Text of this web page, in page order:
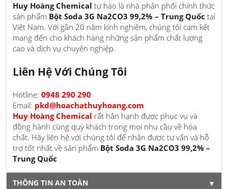
Huy Hoàng Chemical tự hào là nhà phân phối chính thức
sản phẩm Bột Soda 3G Na2CO3 99,2% – Trung Quốc tại
Việt Nam. Với gần 20 năm kinh nghiệm, chúng tôi cam kết
mang đến cho khách hàng những sản phẩm chất lượng
cao và dịch vụ chuyên nghiệp.
Liên Hệ Với Chúng Tôi
Hotline: 0948 290 290
Email: pkd@hoachathuyhoang.com
Huy Hoàng Chemical rất hân hạnh được phục vụ và
đồng hành cùng quý khách trong mọi nhu cầu về hóa
chất. Hãy liên hệ với chúng tôi để nhận được tư vấn và hỗ
trợ tốt nhất về sản phẩm Bột Soda 3G Na2CO3 99,2% –
Trung Quốc
THÔNG TIN AN TOÀN ▼